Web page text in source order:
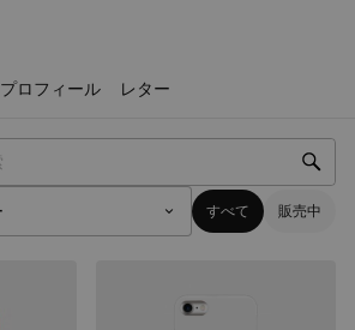
プロフィール レター
すべて 販売中